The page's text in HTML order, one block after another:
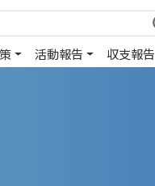
活動報告 収支報告